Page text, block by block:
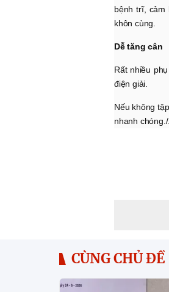
bệnh trĩ,
khôn cùng.
Dễ tăng cân
Rất nhiều
điện giải.
Nếu không
nhanh chóng./.
CÙNG CHỦ ĐỀ